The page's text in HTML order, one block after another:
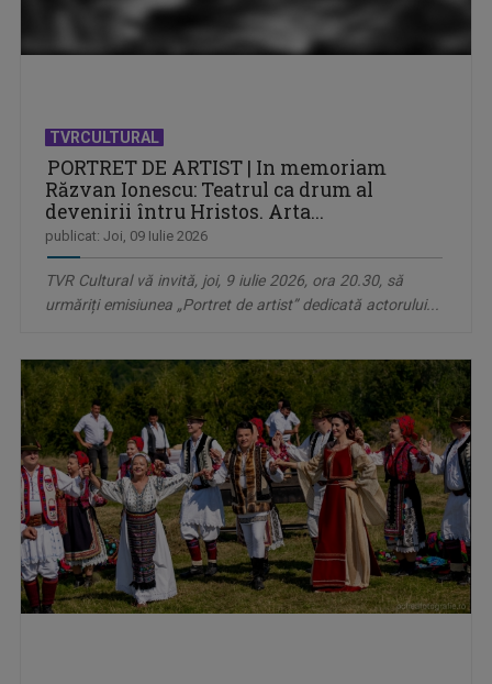
TVRCULTURAL
PORTRET DE ARTIST | In memoriam
Răzvan Ionescu: Teatrul ca drum al
devenirii întru Hristos. Arta...
publicat: Joi, 09 Iulie 2026
TVR Cultural vă invită, joi, 9 iulie 2026, ora 20.30, să
urmăriți emisiunea „Portret de artist” dedicată actorului...